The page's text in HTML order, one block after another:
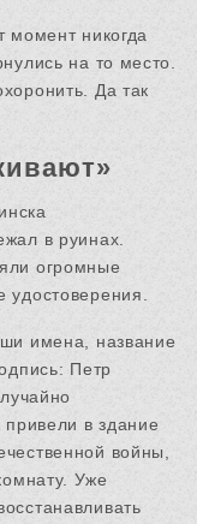
момент никогда
на то место.
Да так
в руинах.
огромные
имена, название
Петр
в здание
войны,
Уже